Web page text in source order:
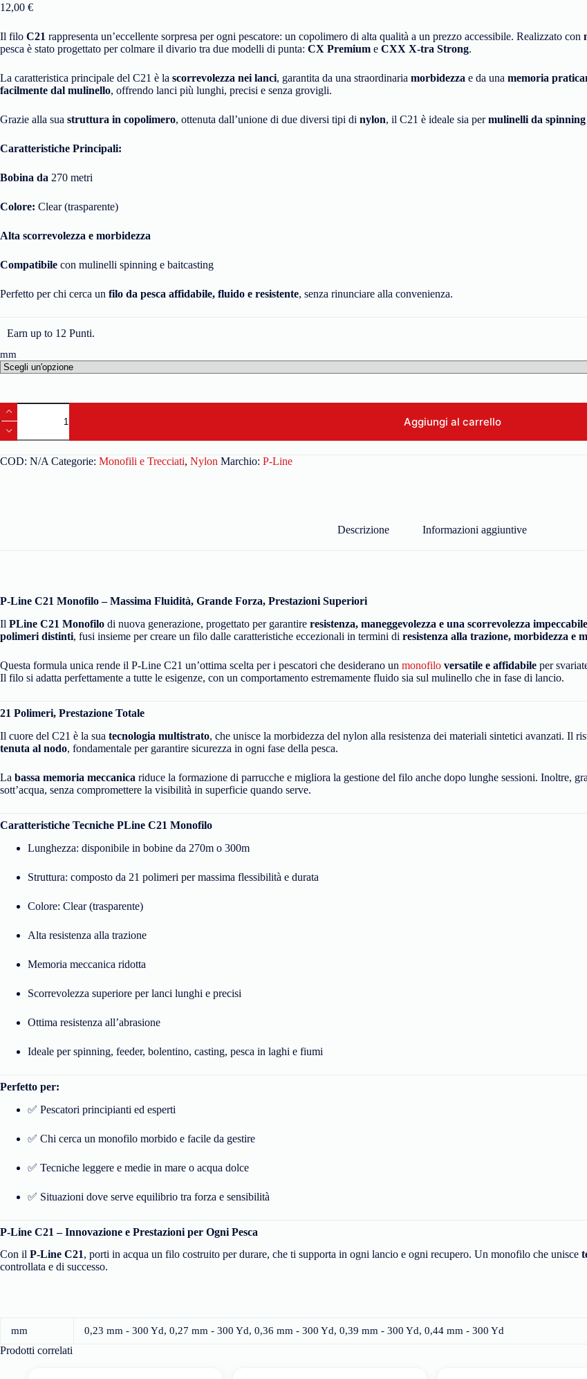
12,00 €
Il filo C21 rappresenta un’eccellente sorpresa per ogni pescatore: un copolimero di alta qualità a un prezzo accessibile. Realizzato con
pesca è stato progettato per colmare il divario tra due modelli di punta: CX Premium e CXX X-tra Strong.
La caratteristica principale del C21 è la scorrevolezza nei lanci, garantita da una straordinaria morbidezza e da una memoria
facilmente dal mulinello, offrendo lanci più lunghi, precisi e senza grovigli.
Grazie alla sua struttura in copolimero, ottenuta dall’unione di due diversi tipi di nylon, il C21 è ideale sia permulinelli da spinning
Caratteristiche Principali:
Bobina da 270 metri
Colore: Clear (trasparente)
Alta scorrevolezza e morbidezza
Compatibile con mulinelli spinning e baitcasting
Perfetto per chi cerca un filo da pesca affidabile, fluido e resistente, senza rinunciare alla convenienza.
Earn up to 12 Punti.
mm
Aggiungi al carrello
COD: N/A Categorie: Monofili e Trecciati, Nylon Marchio: P-Line
Descrizione Informazioni aggiuntive
P-Line C21 Monofilo – Massima Fluidità, Grande Forza, Prestazioni Superiori
Il PLine C21 Monofilo di nuova generazione, progettato per garantire resistenza, maneggevolezza e una scorrevolezza impeccabile
polimeri distinti, fusi insieme per creare un filo dalle caratteristiche eccezionali in termini di resistenza alla trazione, morbidezza e
Questa formula unica rende il P-Line C21 un’ottima scelta per i pescatori che desiderano un monofilo versatile e affidabile per
Il filo si adatta perfettamente a tutte le esigenze, con un comportamento estremamente fluido sia sul mulinello che in fase di lancio.
21 Polimeri, Prestazione Totale
Il cuore del C21 è la sua tecnologia multistrato, che unisce la morbidezza del nylon alla resistenza dei materiali sintetici avanzati. Il
tenuta al nodo, fondamentale per garantire sicurezza in ogni fase della pesca.
La bassa memoria meccanica riduce la formazione di parrucche e migliora la gestione del filo anche dopo lunghe sessioni. Inoltre,
sott’acqua, senza compromettere la visibilità in superficie quando serve.
Caratteristiche Tecniche PLine C21 Monofilo
Lunghezza: disponibile in bobine da 270m o 300m
Struttura: composto da 21 polimeri per massima flessibilità e durata
Colore: Clear (trasparente)
Alta resistenza alla trazione
Memoria meccanica ridotta
Scorrevolezza superiore per lanci lunghi e precisi
Ottima resistenza all’abrasione
Ideale per spinning, feeder, bolentino, casting, pesca in laghi e fiumi
Perfetto per:
✅ Pescatori principianti ed esperti
✅ Chi cerca un monofilo morbido e facile da gestire
✅ Tecniche leggere e medie in mare o acqua dolce
✅ Situazioni dove serve equilibrio tra forza e sensibilità
P-Line C21 – Innovazione e Prestazioni per Ogni Pesca
Con il P-Line C21, porti in acqua un filo costruito per durare, che ti supporta in ogni lancio e ogni recupero. Un monofilo che unisce
controllata e di successo.
mm 0,23 mm - 300 Yd, 0,27 mm - 300 Yd, 0,36 mm - 300 Yd, 0,39 mm - 300 Yd, 0,44 mm - 300 Yd
Prodotti correlati